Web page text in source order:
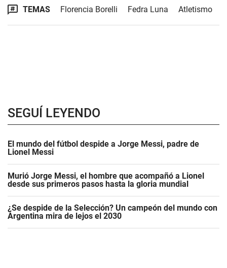
TEMAS Florencia Borelli Fedra Luna Atletismo
SEGUÍ LEYENDO
El mundo del fútbol despide a Jorge Messi, padre de
Lionel Messi
Murió Jorge Messi, el hombre que acompañó a Lionel
desde sus primeros pasos hasta la gloria mundial
¿Se despide de la Selección? Un campeón del mundo con
Argentina mira de lejos el 2030